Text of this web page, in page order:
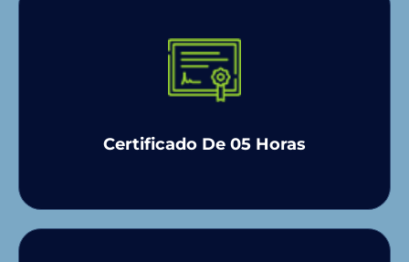
Certificado De 05 Horas